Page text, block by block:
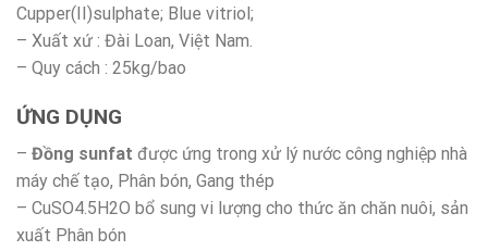
Cupper(II)sulphate; Blue vitriol;
– Xuất xứ : Đài Loan, Việt Nam.
– Quy cách : 25kg/bao
ỨNG DỤNG
– Đồng sunfat được ứng trong xử lý nước công nghiệp nhà
máy chế tạo, Phân bón, Gang thép
– CuSO4.5H2O bổ sung vi lượng cho thức ăn chăn nuôi, sản
xuất Phân bón